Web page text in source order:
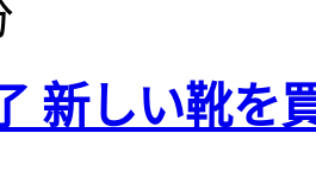
新しい靴を